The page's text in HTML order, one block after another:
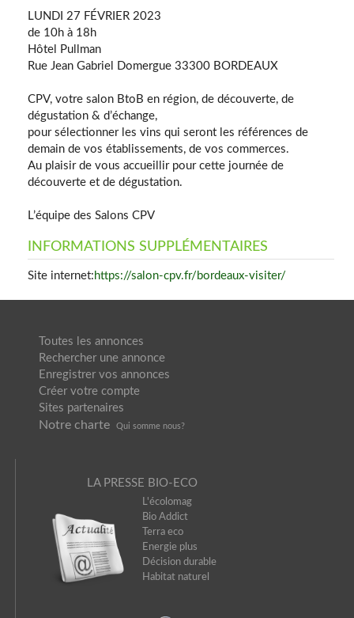
LUNDI 27 FÉVRIER 2023
de 10h à 18h
Hôtel Pullman
Rue Jean Gabriel Domergue 33300 BORDEAUX
CPV, votre salon BtoB en région, de découverte, de
dégustation & d’échange,
pour sélectionner les vins qui seront les références de
demain de vos établissements, de vos commerces.
Au plaisir de vous accueillir pour cette journée de
découverte et de dégustation.
L’équipe des Salons CPV
INFORMATIONS SUPPLÉMENTAIRES
Site internet: https://salon-cpv.fr/bordeaux-visiter/
Toutes les annonces
Rechercher une annonce
Enregistrer vos annonces
Créer votre compte
Sites partenaires
Notre charte Qui somme nous?
LA PRESSE BIO-ECO
L'écolomag
Bio Addict
Terra eco
Energie plus
Décision durable
Habitat naturel